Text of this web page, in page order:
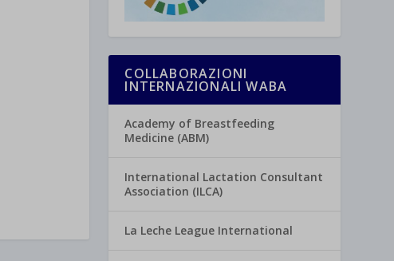
COLLABORAZIONI
INTERNAZIONALI WABA
Academy of Breastfeeding
Medicine (ABM)
International Lactation Consultant
Association (ILCA)
La Leche League International